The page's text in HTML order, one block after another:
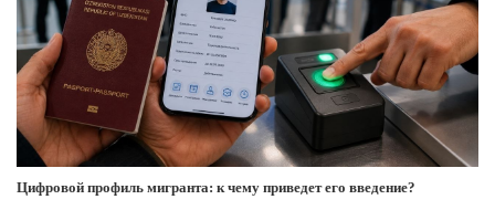
Цифровой профиль мигранта: к чему приведет его введение?